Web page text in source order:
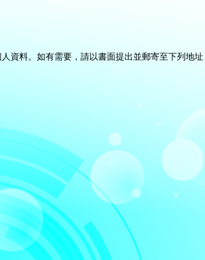
資料。如有需要，請以書面提出並郵寄至下列地址